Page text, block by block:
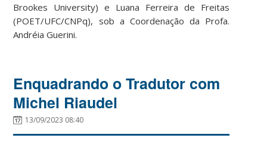
Brookes University) e Luana Ferreira de Freitas
(POET/UFC/CNPq), sob a Coordenação da Profa.
Andréia Guerini.
Enquadrando o Tradutor com
Michel Riaudel
13/09/2023 08:40